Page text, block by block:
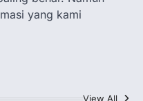
yang kami
View All